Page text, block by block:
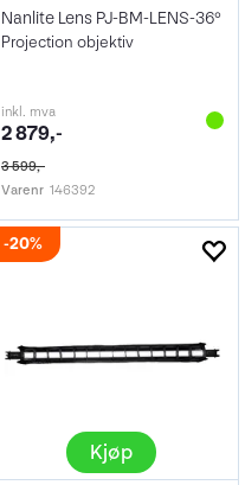
Nanlite Lens PJ-BM-LENS-36°
Projection objektiv
inkl. mva
2 879,-
3 599,-
Varenr 146392
20%
Kjøp